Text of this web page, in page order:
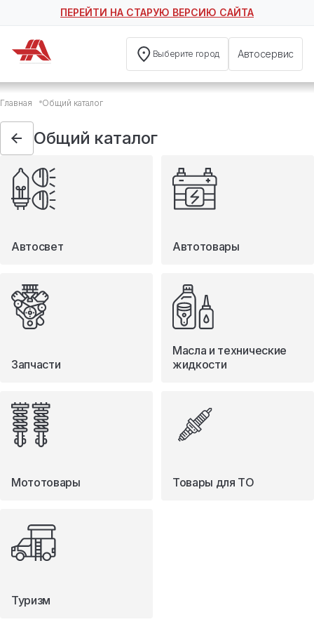
ПЕРЕЙТИ НА СТАРУЮ ВЕРСИЮ САЙТА
Выберите город Автосервис
Общий каталог
Автосвет
Автотовары
Запчасти
Масла и технические жидкости
Мототовары
Туризм
Главная Общий каталог
Общий каталог
Автосвет Автотовары
Запчасти
Масла и технические
жидкости
Мототовары Товары для ТО
Туризм